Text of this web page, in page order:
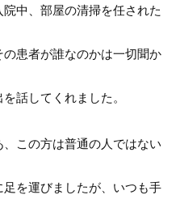
中、部屋の清掃を任された
患者が誰なのかは一切聞か
話してくれました。
この方は普通の人ではない
を運びましたが、いつも手